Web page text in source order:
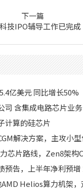
下一篇
技IPO辅导工作已完成
亿美元 同比增长50%
司 含集成电路芯片业务
计算的硅芯片
解决方案，主攻小
芯片路线，Zen8架构
预告，上半年净利预增
Helios算力机架